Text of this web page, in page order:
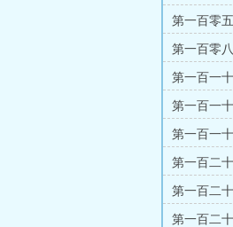
第一百零
第一百零
第一百一
第一百一
第一百一
第一百二
第一百二
第一百二